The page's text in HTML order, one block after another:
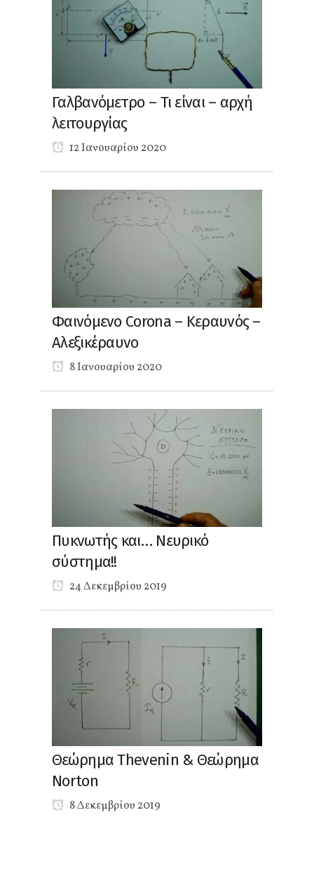
Γαλβανόμετρο – Τι είναι – αρχή
λειτουργίας
12 Ιανουαρίου 2020
Φαινόμενο Corona – Κεραυνός –
Αλεξικέραυνο
8 Ιανουαρίου 2020
Πυκνωτής και… Νευρικό
σύστημα!!
24 Δεκεμβρίου 2019
Θεώρημα Thevenin & Θεώρημα
Norton
8 Δεκεμβρίου 2019